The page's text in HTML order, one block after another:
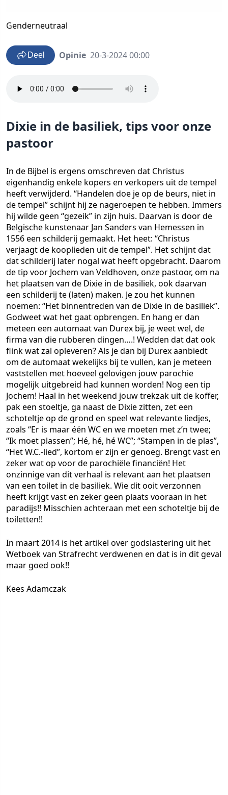
Genderneutraal
Deel Opinie 20-3-2024 00:00
Dixie in de basiliek, tips voor onze
pastoor
In de Bijbel is ergens omschreven dat Christus
eigenhandig enkele kopers en verkopers uit de tempel
heeft verwijderd. “Handelen doe je op de beurs, niet in
de tempel” schijnt hij ze nageroepen te hebben. Immers
hij wilde geen “gezeik” in zijn huis. Daarvan is door de
Belgische kunstenaar Jan Sanders van Hemessen in
1556 een schilderij gemaakt. Het heet: “Christus
verjaagt de kooplieden uit de tempel”. Het schijnt dat
dat schilderij later nogal wat heeft opgebracht. Daarom
de tip voor Jochem van Veldhoven, onze pastoor, om na
het plaatsen van de Dixie in de basiliek, ook daarvan
een schilderij te (laten) maken. Je zou het kunnen
noemen: “Het binnentreden van de Dixie in de basiliek”.
Godweet wat het gaat opbrengen. En hang er dan
meteen een automaat van Durex bij, je weet wel, de
firma van die rubberen dingen….! Wedden dat dat ook
flink wat zal opleveren? Als je dan bij Durex aanbiedt
om de automaat wekelijks bij te vullen, kan je meteen
vaststellen met hoeveel gelovigen jouw parochie
mogelijk uitgebreid had kunnen worden! Nog een tip
Jochem! Haal in het weekend jouw trekzak uit de koffer,
pak een stoeltje, ga naast de Dixie zitten, zet een
schoteltje op de grond en speel wat relevante liedjes,
zoals “Er is maar één WC en we moeten met z’n twee;
“Ik moet plassen”; Hé, hé, hé WC”; “Stampen in de plas”,
“Het W.C.-lied”, kortom er zijn er genoeg. Brengt vast en
zeker wat op voor de parochiële financiën! Het
onzinnige van dit verhaal is relevant aan het plaatsen
van een toilet in de basiliek. Wie dit ooit verzonnen
heeft krijgt vast en zeker geen plaats vooraan in het
paradijs!! Misschien achteraan met een schoteltje bij de
toiletten!!
In maart 2014 is het artikel over godslastering uit het
Wetboek van Strafrecht verdwenen en dat is in dit geval
maar goed ook!!
Kees Adamczak